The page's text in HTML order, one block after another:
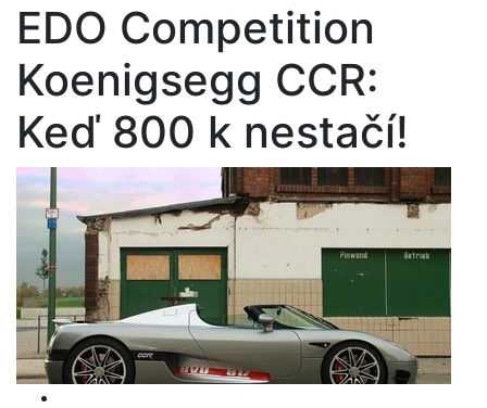
EDO Competition
Koenigsegg CCR:
Keď 800 k nestačí!